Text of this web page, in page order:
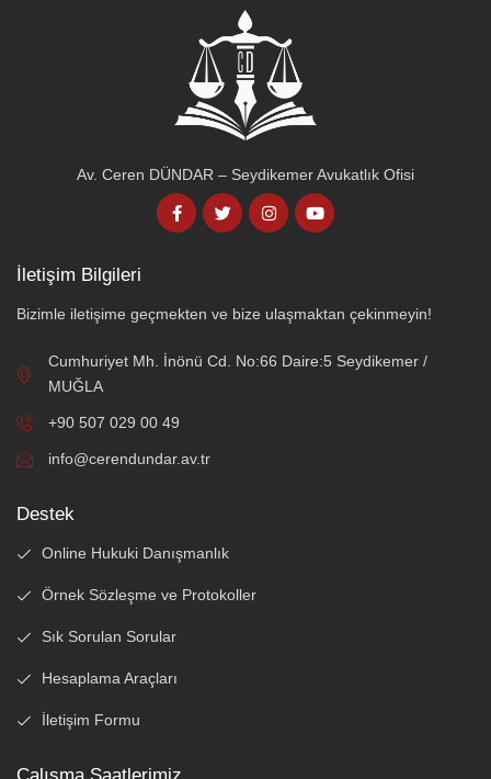
Av. Ceren DÜNDAR – Seydikemer Avukatlık Ofisi
İletişim Bilgileri
Bizimle iletişime geçmekten ve bize ulaşmaktan çekinmeyin!
Cumhuriyet Mh. İnönü Cd. No:66 Daire:5 Seydikemer /
MUĞLA
+90 507 029 00 49
info@cerendundar.av.tr
Destek
Online Hukuki Danışmanlık
Örnek Sözleşme ve Protokoller
Sık Sorulan Sorular
Hesaplama Araçları
İletişim Formu